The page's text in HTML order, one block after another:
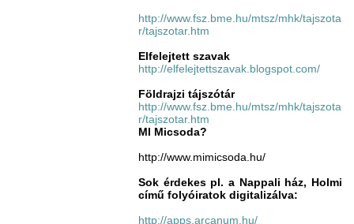
http://www.fsz.bme.hu/mtsz/mhk/tajszota
r/tajszotar.htm
Elfelejtett szavak
http://elfelejtettszavak.blogspot.com/
Földrajzi tájszótár
http://www.fsz.bme.hu/mtsz/mhk/tajszota
r/tajszotar.htm
MI Micsoda?
http://www.mimicsoda.hu/
Sok érdekes pl. a Nappali ház, Holmi
című folyóiratok digitalizálva:
http://apps.arcanum.hu/